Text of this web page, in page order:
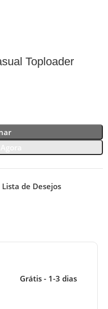
Toploader
de Desejos
Grátis - 1-3 dias